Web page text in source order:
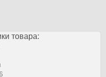
товара: